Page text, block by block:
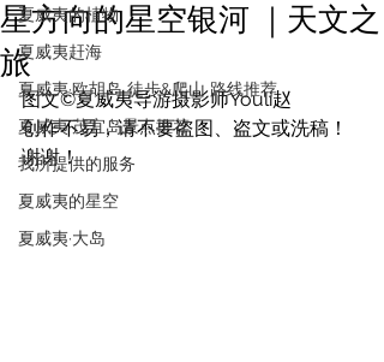
夏威夷的植物
夏威夷赶海
夏威夷·欧胡岛 徒步&爬山 路线推荐
夏威夷·茂宜岛景点推荐
我所提供的服务
夏威夷的星空
夏威夷·大岛
星方向的星空银河 ｜天文之
旅
图文©️夏威夷导游摄影师Youli赵
创作不易，请不要盗图、盗文或洗稿！
谢谢！